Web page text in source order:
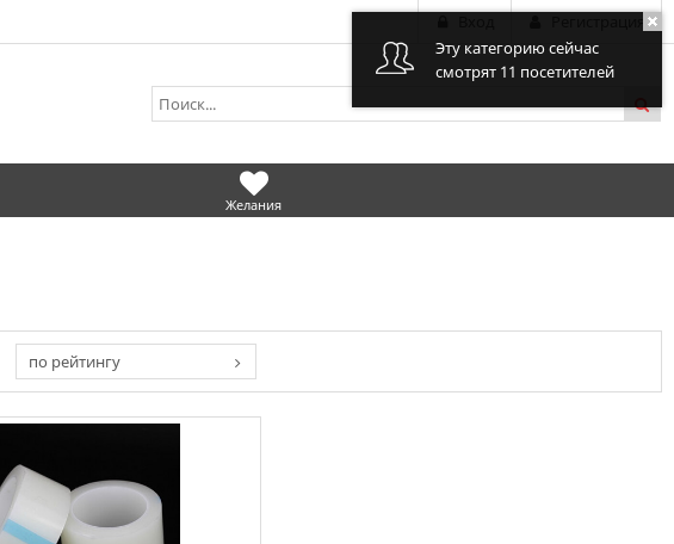
по рейтингу
Желания
Эту категорию сейчас
смотрят 11 посетителей